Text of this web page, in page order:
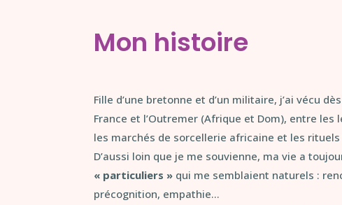
Mon histoire
Fille d’une bretonne et d’un militaire, j’ai vécu
France et l’Outremer (Afrique et Dom), entre les
les marchés de sorcellerie africaine et les rituels
D’aussi loin que je me souvienne, ma vie a
« particuliers » qui me semblaient naturels :
précognition, empathie…